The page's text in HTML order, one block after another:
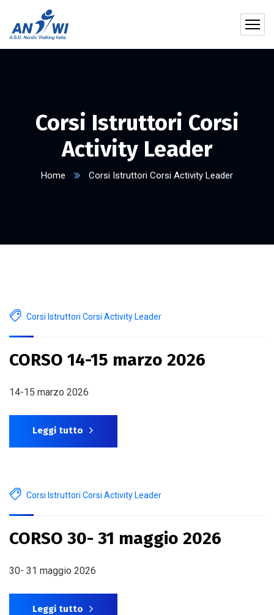
Corsi Istruttori Corsi
Activity Leader
Home Corsi Istruttori Corsi Activity Leader
Corsi Istruttori Corsi Activity Leader
CORSO 14-15 marzo 2026
14-15 marzo 2026
Leggi tutto
Corsi Istruttori Corsi Activity Leader
CORSO 30- 31 maggio 2026
30- 31 maggio 2026
Leggi tutto